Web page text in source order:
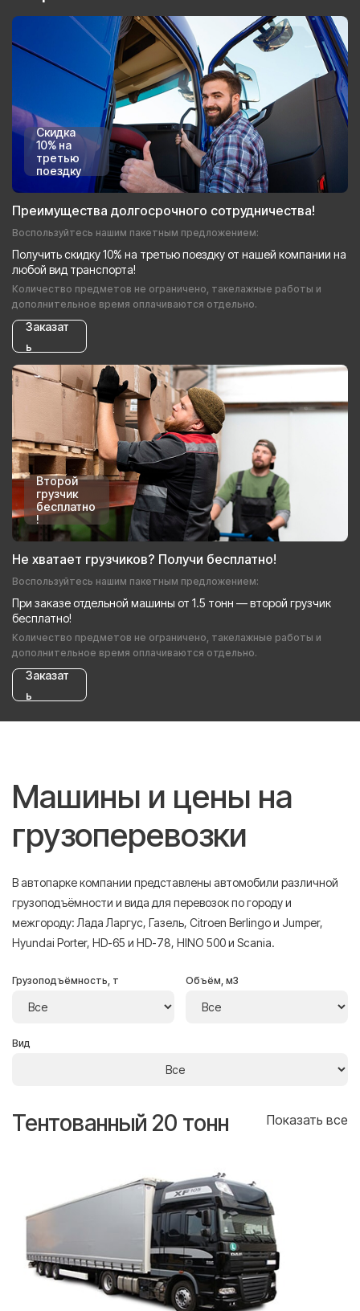
Скидка
10% на
третью
поездку
Преимущества долгосрочного сотрудничества!
Воспользуйтесь нашим пакетным предложением:
Получить скидку 10% на третью поездку от нашей компании на
любой вид транспорта!
Количество предметов не ограничено, такелажные работы и
дополнительное время оплачиваются отдельно.
Заказат
ь
Второй
грузчик
бесплатно
!
Не хватает грузчиков? Получи бесплатно!
Воспользуйтесь нашим пакетным предложением:
При заказе отдельной машины от 1.5 тонн — второй грузчик
бесплатно!
Количество предметов не ограничено, такелажные работы и
дополнительное время оплачиваются отдельно.
Заказат
ь
Машины и цены на
грузоперевозки
В автопарке компании представлены автомобили различной
грузоподъёмности и вида для перевозок по городу и
межгороду: Лада Ларгус, Газель, Citroen Berlingo и Jumper,
Hyundai Porter, HD-65 и HD-78, HINO 500 и Scania.
Грузоподъёмность, т Объём, м3
Вид
Тентованный 20 тонн Показать все